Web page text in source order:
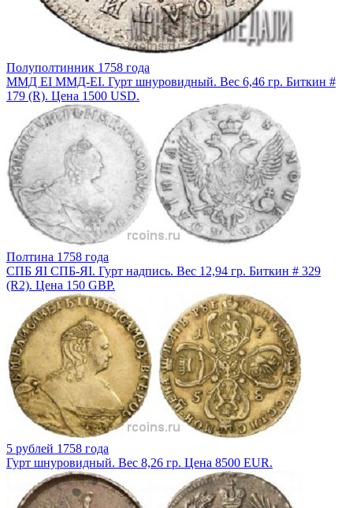
Полуполтинник 1758 года
ММД EI ММД-EI. Гурт шнуровидный. Вес 6,46 гр. Биткин #
179 (R). Цена 1500 USD.
Полтина 1758 года
СПБ ЯI СПБ-ЯI. Гурт надпись. Вес 12,94 гр. Биткин # 329
(R2). Цена 150 GBP.
5 рублей 1758 года
Гурт шнуровидный. Вес 8,26 гр. Цена 8500 EUR.